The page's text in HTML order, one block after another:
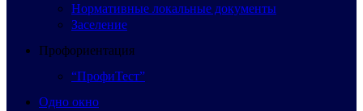
Нормативные локальные документы
Заселение
Профориентация
“ПрофиТест”
Одно окно